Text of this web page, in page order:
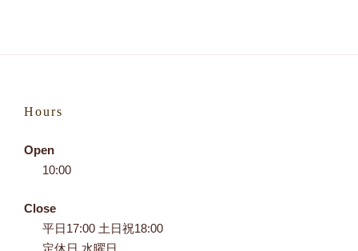
Hours
Open
10:00
Close
平日17:00 土日祝18:00
定休日 水曜日